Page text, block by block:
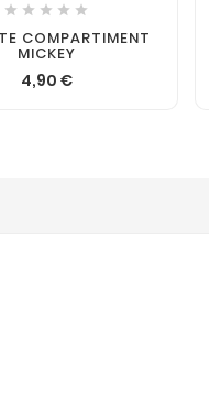
    
COMPARTIMENT
MICKEY
4,90 €